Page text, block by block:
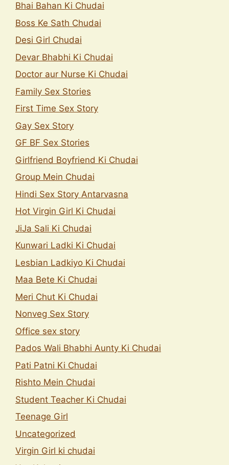
Bhai Bahan Ki Chudai
Boss Ke Sath Chudai
Desi Girl Chudai
Devar Bhabhi Ki Chudai
Doctor aur Nurse Ki Chudai
Family Sex Stories
First Time Sex Story
Gay Sex Story
GF BF Sex Stories
Girlfriend Boyfriend Ki Chudai
Group Mein Chudai
Hindi Sex Story Antarvasna
Hot Virgin Girl Ki Chudai
JiJa Sali Ki Chudai
Kunwari Ladki Ki Chudai
Lesbian Ladkiyo Ki Chudai
Maa Bete Ki Chudai
Meri Chut Ki Chudai
Nonveg Sex Story
Office sex story
Pados Wali Bhabhi Aunty Ki Chudai
Pati Patni Ki Chudai
Rishto Mein Chudai
Student Teacher Ki Chudai
Teenage Girl
Uncategorized
Virgin Girl ki chudai